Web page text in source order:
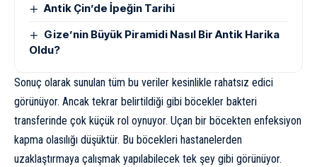
Antik Çin’de İpeğin Tarihi
Gize’nin Büyük Piramidi Nasıl Bir Antik Harika
Oldu?
Sonuç olarak sunulan tüm bu veriler kesinlikle rahatsız edici
görünüyor. Ancak tekrar belirtildiği gibi böcekler bakteri
transferinde çok küçük rol oynuyor. Uçan bir böcekten enfeksiyon
kapma olasılığı düşüktür. Bu böcekleri hastanelerden
uzaklaştırmaya çalışmak yapılabilecek tek şey gibi görünüyor.